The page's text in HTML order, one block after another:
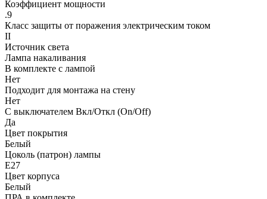
Коэффициент мощности
.9
Класс защиты от поражения электрическим током
II
Источник света
Лампа накаливания
В комплекте с лампой
Нет
Подходит для монтажа на стену
Нет
С выключателем Вкл/Откл (On/Off)
Да
Цвет покрытия
Белый
Цоколь (патрон) лампы
E27
Цвет корпуса
Белый